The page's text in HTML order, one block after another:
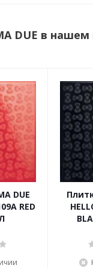
DUE в нашем
DUE
RED